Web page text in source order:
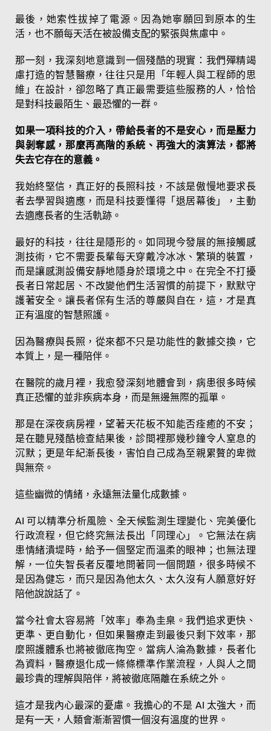
最後，她索性拔掉了電源。因為她寧願回到原本的生
活，也不願每天活在被設備支配的緊張與焦慮中。
那一刻，我深刻地意識到一個殘酷的現實：我們殫精竭
慮打造的智慧醫療，往往只是用「年輕人與工程師的思
維」在設計，卻忽略了真正最需要這些服務的人，恰恰
是對科技最陌生、最恐懼的一群。
如果一項科技的介入，帶給長者的不是安心，而是壓力
與剝奪感，那麼再高階的系統、再強大的演算法，都將
失去它存在的意義。
我始終堅信，真正好的長照科技，不該是傲慢地要求長
者去學習與適應，而是科技要懂得「退居幕後」，主動
去適應長者的生活軌跡。
最好的科技，往往是隱形的。如同現今發展的無接觸感
測技術，它不需要長輩每天穿戴冷冰冰、繁瑣的裝置，
而是讓感測設備安靜地隱身於環境之中。在完全不打擾
長者日常起居、不改變他們生活習慣的前提下，默默守
護著安全。讓長者保有生活的尊嚴與自在，這，才是真
正有溫度的智慧照護。
因為醫療與長照，從來都不只是功能性的數據交換，它
本質上，是一種陪伴。
在醫院的歲月裡，我愈發深刻地體會到，病患很多時候
真正恐懼的並非疾病本身，而是無邊無際的孤單。
那是在深夜病房裡，望著天花板不知能否痊癒的不安；
是在聽見殘酷檢查結果後，診間裡那幾秒鐘令人窒息的
沉默；更是年紀漸長後，害怕自己成為至親累贅的卑微
與無奈。
這些幽微的情緒，永遠無法量化成數據。
AI 可以精準分析風險、全天候監測生理變化、完美優化
行政流程，但它終究無法長出「同理心」。它無法在病
患情緒潰堤時，給予一個堅定而溫柔的眼神；也無法理
解，一位失智長者反覆地問著同一個問題，很多時候不
是因為健忘，而只是因為他太久、太久沒有人願意好好
陪他說說話了。
當今社會太容易將「效率」奉為圭臬。我們追求更快、
更準、更自動化，但如果醫療走到最後只剩下效率，那
麼照護體系也將被徹底掏空。當病人淪為數據，長者化
為資料，醫療退化成一條條標準作業流程，人與人之間
最珍貴的理解與陪伴，將被徹底隔離在系統之外。
這才是我內心最深的憂慮。我擔心的不是 AI 太強大，而
是有一天，人類會漸漸習慣一個沒有溫度的世界。